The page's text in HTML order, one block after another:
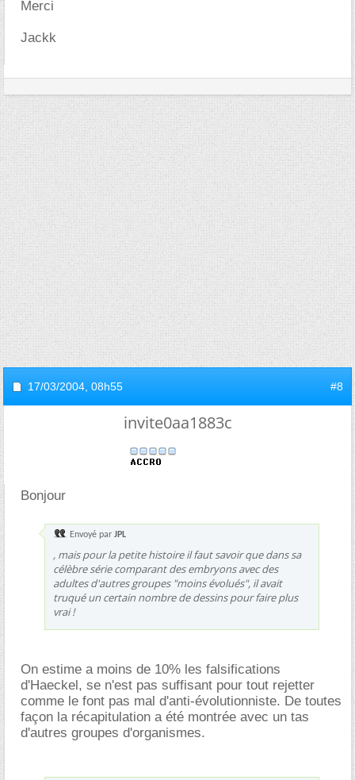
Merci
Jackk
17/03/2004, 08h55 #8
invite0aa1883c
Bonjour
Envoyé par JPL
, mais pour la petite histoire il faut savoir que dans sa
célèbre série comparant des embryons avec des
adultes d'autres groupes "moins évolués", il avait
truqué un certain nombre de dessins pour faire plus
vrai !
On estime a moins de 10% les falsifications
d'Haeckel, se n'est pas suffisant pour tout rejetter
comme le font pas mal d'anti-évolutionniste. De toutes
façon la récapitulation a été montrée avec un tas
d'autres groupes d'organismes.